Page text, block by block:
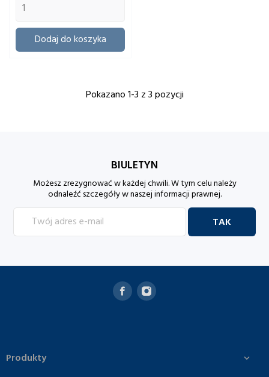
Dodaj do koszyka
Pokazano 1-3 z 3 pozycji
BIULETYN
Możesz zrezygnować w każdej chwili. W tym celu należy
odnaleźć szczegóły w naszej informacji prawnej.
Produkty 